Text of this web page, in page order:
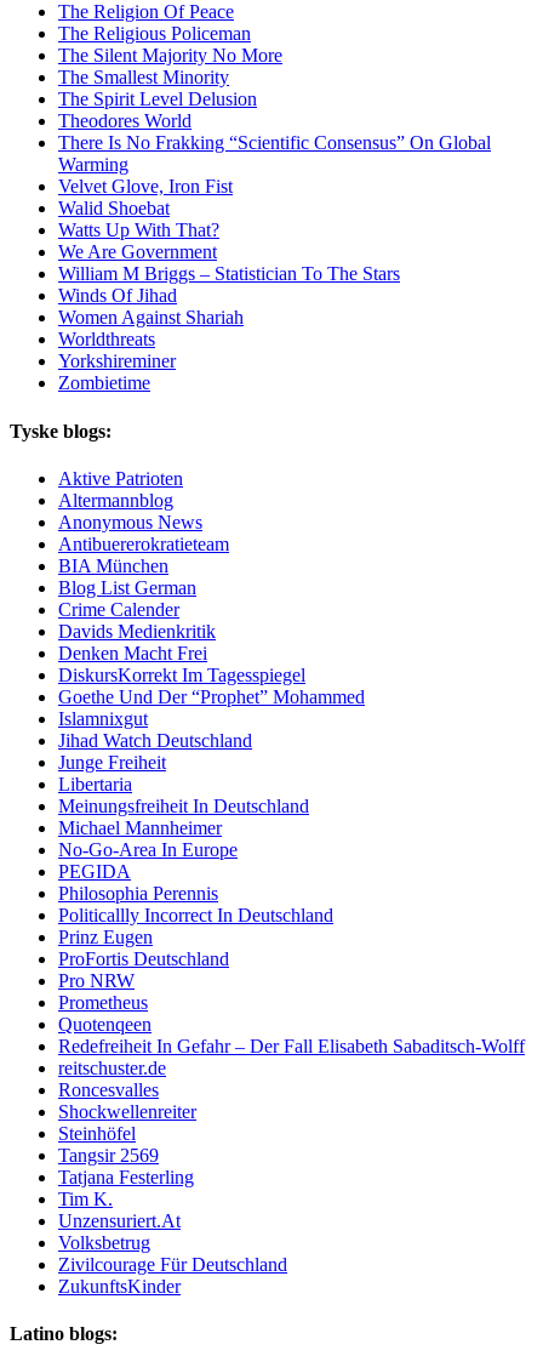
The Religion Of Peace
The Religious Policeman
The Silent Majority No More
The Smallest Minority
The Spirit Level Delusion
Theodores World
There Is No Frakking “Scientific Consensus” On Global
Warming
Velvet Glove, Iron Fist
Walid Shoebat
Watts Up With That?
We Are Government
William M Briggs – Statistician To The Stars
Winds Of Jihad
Women Against Shariah
Worldthreats
Yorkshireminer
Zombietime
Tyske blogs:
Aktive Patrioten
Altermannblog
Anonymous News
Antibuererokratieteam
BIA München
Blog List German
Crime Calender
Davids Medienkritik
Denken Macht Frei
DiskursKorrekt Im Tagesspiegel
Goethe Und Der “Prophet” Mohammed
Islamnixgut
Jihad Watch Deutschland
Junge Freiheit
Libertaria
Meinungsfreiheit In Deutschland
Michael Mannheimer
No-Go-Area In Europe
PEGIDA
Philosophia Perennis
Politicallly Incorrect In Deutschland
Prinz Eugen
ProFortis Deutschland
Pro NRW
Prometheus
Quotenqeen
Redefreiheit In Gefahr – Der Fall Elisabeth Sabaditsch-Wolff
reitschuster.de
Roncesvalles
Shockwellenreiter
Steinhöfel
Tangsir 2569
Tatjana Festerling
Tim K.
Unzensuriert.At
Volksbetrug
Zivilcourage Für Deutschland
ZukunftsKinder
Latino blogs: